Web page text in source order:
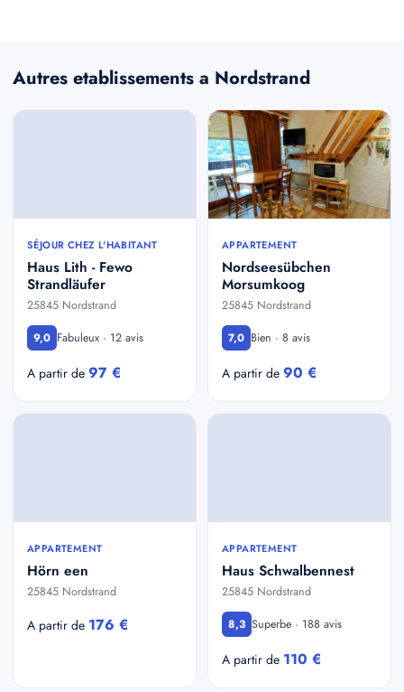
Autres etablissements a Nordstrand
SÉJOUR CHEZ L'HABITANT
Haus Lith - Fewo
Strandläufer
25845 Nordstrand
9,0 Fabuleux · 12 avis
A partir de 97 €
APPARTEMENT
Nordseesübchen
Morsumkoog
25845 Nordstrand
7,0 Bien · 8 avis
A partir de 90 €
APPARTEMENT
Hörn een
25845 Nordstrand
A partir de 176 €
APPARTEMENT
Haus Schwalbennest
25845 Nordstrand
8,3 Superbe · 188 avis
A partir de 110 €